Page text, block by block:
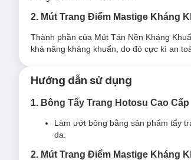
2. Mút Trang Điểm Mastige Kháng
Thành phần của Mút Tán Nền Kháng
khả năng kháng khuẩn, do đó cực kì an
Hướng dẫn sử dụng
1. Bông Tẩy Trang Hotosu Cao Cấp
Làm ướt bông bằng sản phẩm tẩy
da.
2. Mút Trang Điểm Mastige Kháng